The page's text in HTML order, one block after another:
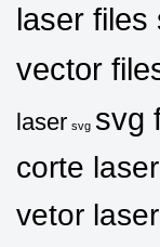
laser files
vector
laser svg svg
corte laser
vetor laser